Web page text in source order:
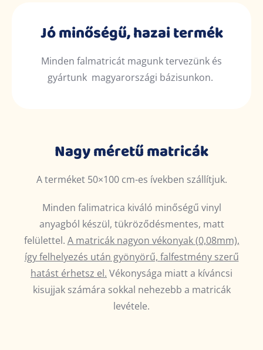
Jó minőségű, hazai termék
Minden falmatricát magunk tervezünk és
gyártunk magyarországi bázisunkon.
Nagy méretű matricák
A terméket 50×100 cm-es ívekben szállítjuk.
Minden falimatrica kiváló minőségű vinyl
anyagból készül, tükröződésmentes, matt
felülettel. A matricák nagyon vékonyak (0,08mm),
így felhelyezés után gyönyörű, falfestmény szerű
hatást érhetsz el. Vékonysága miatt a kíváncsi
kisujjak számára sokkal nehezebb a matricák
levétele.